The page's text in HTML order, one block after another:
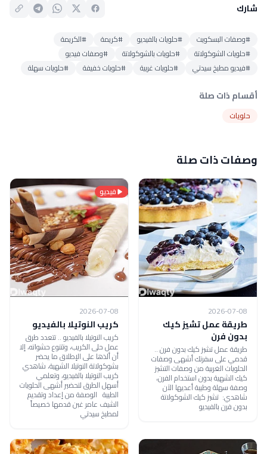
شارك
#وصفات البسكويت #حلويات بالفيديو #كريمة
#الكريمة
#حلويات الشوكولاتة
#حلويات بالشوكولاتة
#وصفات فيديو
#فيديو مطبخ سيدتي
#حلويات غربية #حلويات خفيفة #حلويات سهلة
أقسام ذات صلة
حلويات
وصفات ذات صلة
2026-07-08
طريقة عمل تشيز كيك
بدون فرن
طريقة عمل تشيز كيك بدون فرن ..
قدمي على سفرتك أشهى وصفات
الحلويات الغربية من وصفات التشيز
كيك الشهية بدون استخدام الفرن،
وصفة سهلة وطيبة أعديها الآن
شاهدي: تشيز كيك الشوكولاتة
بدون فرن بالفيديو
فيديو
2026-07-08
كريب النوتيلا بالفيديو
كريب النوتيلا بالفيديو .. تتعدد طرق
عمل حلى الكريب، وتتنوع حشواته، إلا
أن ألذها على الإطلاق ما يحضر
بشوكولاتة النوتيلا الشهية، شاهدي
كريب النوتيلا بالفيديو، وتعلمي
أسهل الطرق لتحضير أشهى الحلويات
الطيبة الوصفة من إعداد وتقديم
الشيف عامر غبن قدمها خصيصاً
لمطبخ سيدتي